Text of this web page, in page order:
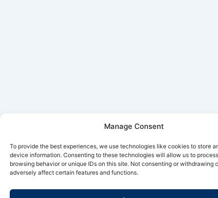
Manage Consent
To provide the best experiences, we use technologies like cookies to store
device information. Consenting to these technologies will allow us to
browsing behavior or unique IDs on this site. Not consenting or withdrawing
adversely affect certain features and functions.